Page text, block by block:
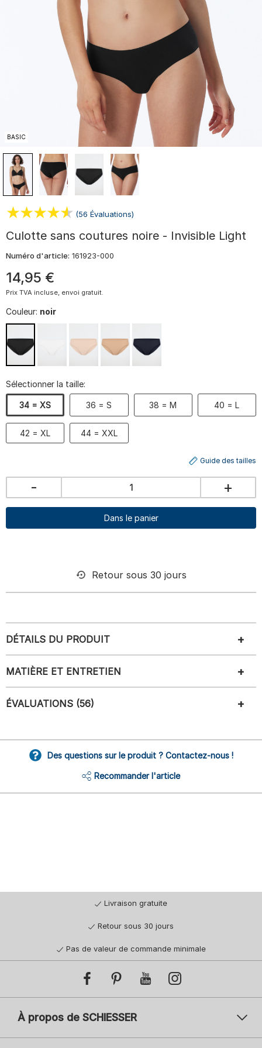
BASIC
(56 Évaluations)
Culotte sans coutures noire - Invisible Light
Numéro d'article: 161923-000
14,95 €
Prix TVA incluse, envoi gratuit.
Couleur: noir
Sélectionner la taille:
34 = XS 36 = S 38 = M 40 = L
42 = XL 44 = XXL
Guide des tailles
- +
Dans le panier
Retour sous 30 jours
DÉTAILS DU PRODUIT
MATIÈRE ET ENTRETIEN
ÉVALUATIONS (56)
Des questions sur le produit ? Contactez-nous !
Recommander l'article
Livraison gratuite
Retour sous 30 jours
Pas de valeur de commande minimale
À propos de SCHIESSER